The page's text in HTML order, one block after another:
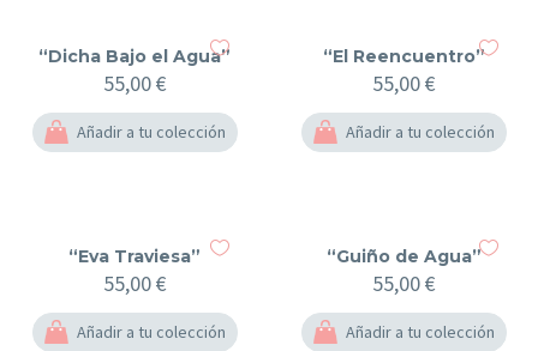
“Dicha Bajo el Agua”
55,00€
Añadir a tu colección
“El Reencuentro”
55,00€
Añadir a tu colección
“Eva Traviesa”
55,00€
Añadir a tu colección
“Guiño de Agua”
55,00€
Añadir a tu colección